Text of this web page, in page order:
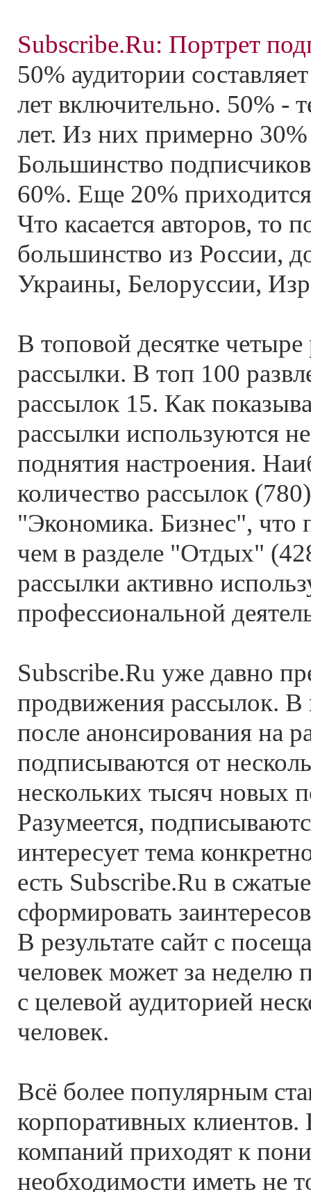
Subscribe.Ru: Портрет
50% аудитории
лет включительно. 50% -
лет. Из них примерно 30%
Большинство
60%. Еще 20%
Что касается авторов, то
большинство из России,
Украины, Белоруссии,
В топовой десятке четыре
рассылки. В топ 100
рассылок 15. Как
рассылки используются
поднятия настроения.
количество рассылок
"Экономика. Бизнес", что
чем в разделе "Отдых"
рассылки активно
профессиональной
Subscribe.Ru уже давно
продвижения рассылок.
после анонсирования на
подписываются от
нескольких тысяч новых
Разумеется,
интересует тема
есть Subscribe.Ru в
сформировать
В результате сайт с
человек может за неделю
с целевой аудиторией
человек.
Всё более популярным
корпоративных клиентов.
компаний приходят к
необходимости иметь не